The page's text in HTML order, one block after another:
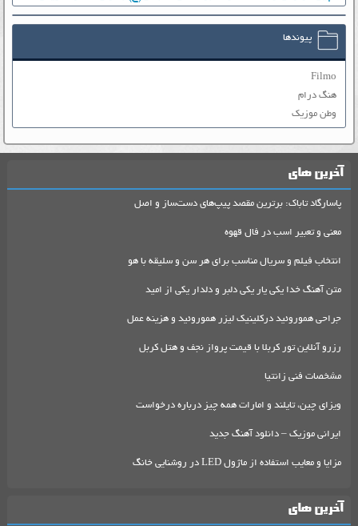
پیوندها
Filmo
هنگ درام
وطن موزیک
آخرین های
پاسارگاد تاباک: برترین مقصد پیپ‌های دست‌ساز و اصل
معنی و تعبیر اسب در فال قهوه
انتخاب فیلم و سریال مناسب برای هر سن و سلیقه با هو
متن آهنگ خدا یکی یار یکی دلبر و دلدار یکی از امید
جراحی هموروئید درکلینیک لیزر هموروئید و هزینه عمل
رزرو آنلاین تور کربلا با قیمت پرواز نجف و هتل کربل
مشخصات فنی زانتیا
ویزای چین، تایلند و امارات همه چیز درباره درخواست
ایرانی موزیک – دانلود آهنگ جدید
مزایا و معایب استفاده از ماژول LED در روشنایی خانگ
آخرین های